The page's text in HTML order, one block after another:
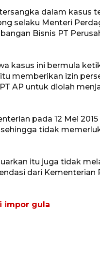
dalam kasus
selaku Menteri
Bisnis PT
kasus ini bermula
memberikan izin
AP untuk diolah
pada 12 Mei
tidak
itu juga tidak
dari Kementerian
impor gula